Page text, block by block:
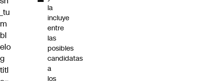
_tu
m
bl
elo
g
titl
la
incluye
entre
las
posibles
candidatas
a
los